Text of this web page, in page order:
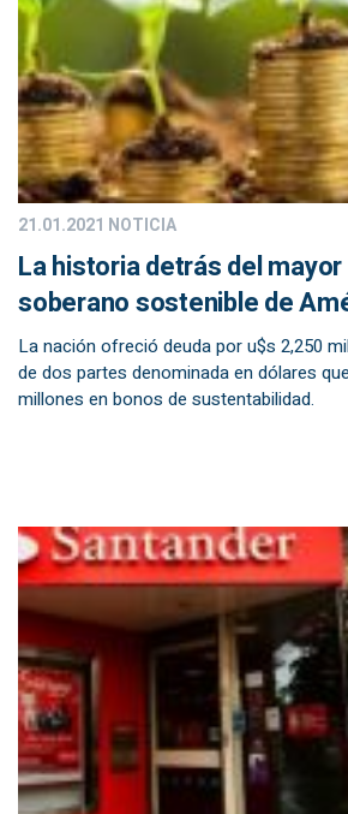
21.01.2021 NOTICIA
La historia detrás del
soberano sostenible de
La nación ofreció deuda por u$s 2,250
de dos partes denominada en dólares
millones en bonos de sustentabilidad.